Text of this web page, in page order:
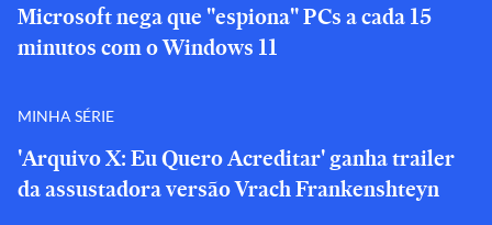
Microsoft nega que "espiona" PCs a cada 15
minutos com o Windows 11
MINHA SÉRIE
'Arquivo X: Eu Quero Acreditar' ganha trailer
da assustadora versão Vrach Frankenshteyn